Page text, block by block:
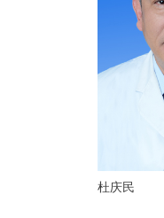
杜庆民